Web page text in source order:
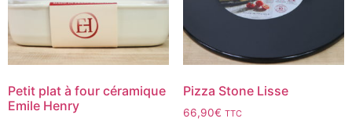
Petit plat à four céramique
Emile Henry
Pizza Stone Lisse
66,90€ TTC